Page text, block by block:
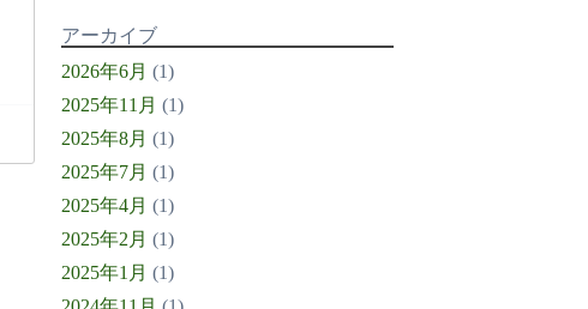
アーカイブ
2026年6月 (1)
2025年11月 (1)
2025年8月 (1)
2025年7月 (1)
2025年4月 (1)
2025年2月 (1)
2025年1月 (1)